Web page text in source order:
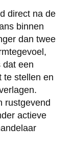
direct na de
binnen
dan twee
dat een
te stellen en
rustgevend
actieve